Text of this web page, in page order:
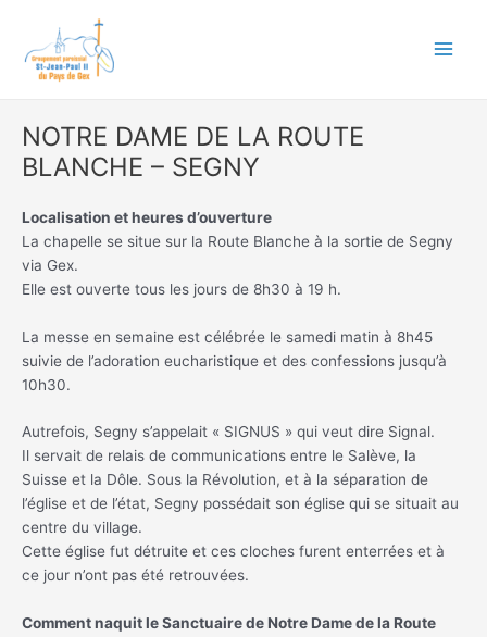
contenu
NOTRE DAME DE LA ROUTE
BLANCHE – SEGNY
Localisation et heures d’ouverture
La chapelle se situe sur la Route Blanche à la sortie de Segny
via Gex.
Elle est ouverte tous les jours de 8h30 à 19 h.
La messe en semaine est célébrée le samedi matin à 8h45
suivie de l’adoration eucharistique et des confessions jusqu’à
10h30.
Autrefois, Segny s’appelait « SIGNUS » qui veut dire Signal.
Il servait de relais de communications entre le Salève, la
Suisse et la Dôle. Sous la Révolution, et à la séparation de
l’église et de l’état, Segny possédait son église qui se situait au
centre du village.
Cette église fut détruite et ces cloches furent enterrées et à
ce jour n’ont pas été retrouvées.
Comment naquit le Sanctuaire de Notre Dame de la Route